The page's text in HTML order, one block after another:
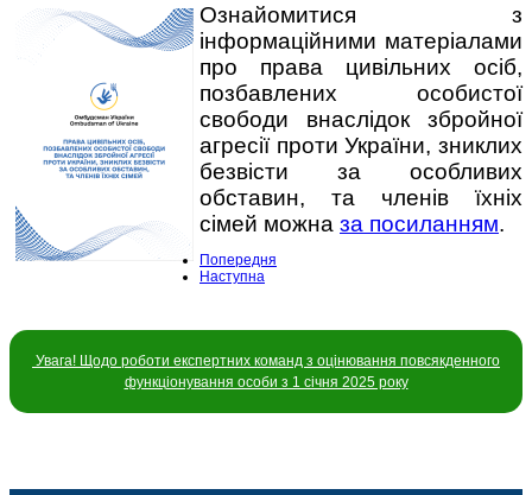
Ознайомитися з
інформаційними матеріалами
про права цивільних осіб,
позбавлених особистої
свободи внаслідок збройної
агресії проти України, зниклих
безвісти за особливих
обставин, та членів їхніх
сімей можна за посиланням.
Попередня
Наступна
Увага! Щодо роботи експертних команд з оцінювання повсякденного
функціонування особи з 1 січня 2025 року